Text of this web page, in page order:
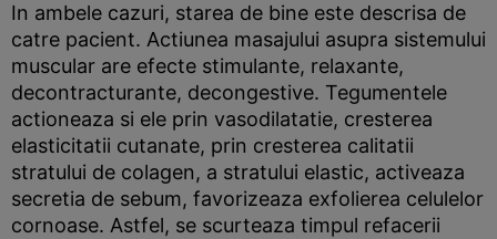
In ambele cazuri, starea de bine este descrisa de
catre pacient. Actiunea masajului asupra sistemului
muscular are efecte stimulante, relaxante,
decontracturante, decongestive. Tegumentele
actioneaza si ele prin vasodilatatie, cresterea
elasticitatii cutanate, prin cresterea calitatii
stratului de colagen, a stratului elastic, activeaza
secretia de sebum, favorizeaza exfolierea celulelor
cornoase. Astfel, se scurteaza timpul refacerii